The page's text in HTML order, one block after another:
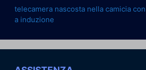
telecamera nascosta nella camicia
a induzione